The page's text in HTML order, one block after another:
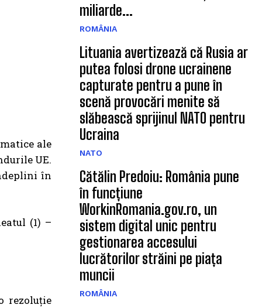
ale
UE.
în
(1) –
rezoluție
miliarde...
ROMÂNIA
Lituania avertizează că Rusia ar
putea folosi drone ucrainene
capturate pentru a pune în
scenă provocări menite să
slăbească sprijinul NATO pentru
Ucraina
NATO
Cătălin Predoiu: România pune
în funcțiune
WorkinRomania.gov.ro, un
sistem digital unic pentru
gestionarea accesului
lucrătorilor străini pe piața
muncii
ROMÂNIA